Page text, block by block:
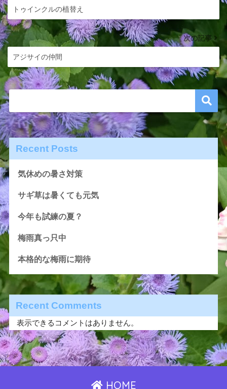
トゥインクルの植替え
次の記事
アジサイの仲間
Recent Posts
気休めの暑さ対策
サギ草は暑くても元気
今年も試練の夏？
梅雨真っ只中
本格的な梅雨に期待
Recent Comments
表示できるコメントはありません。
HOME